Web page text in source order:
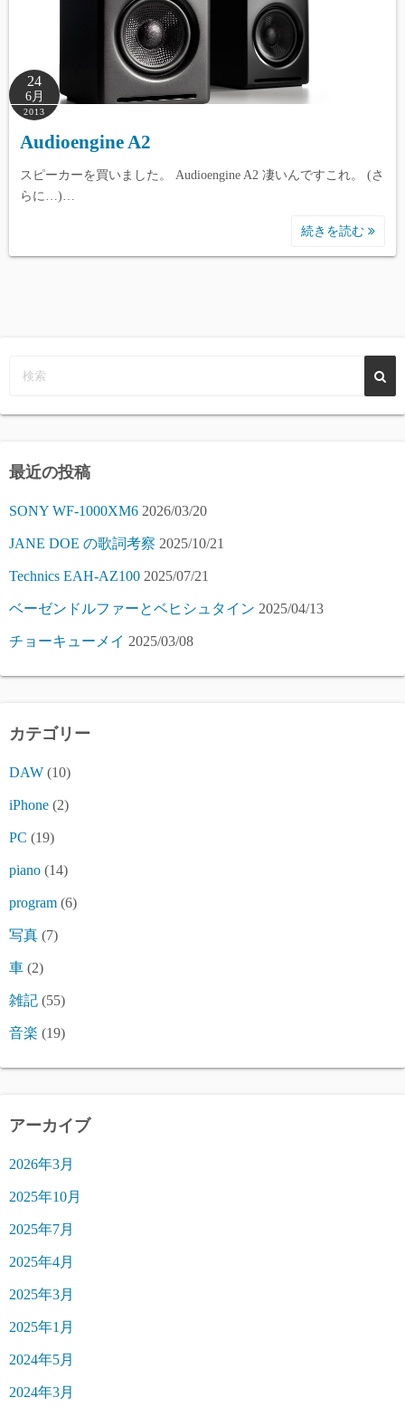
24
6月
2013
Audioengine A2
スピーカーを買いました。 Audioengine A2 凄いんですこれ。 (さ
らに…)…
続きを読む
最近の投稿
SONY WF-1000XM6 2026/03/20
JANE DOE の歌詞考察 2025/10/21
Technics EAH-AZ100 2025/07/21
ベーゼンドルファーとベヒシュタイン 2025/04/13
チョーキューメイ 2025/03/08
カテゴリー
DAW (10)
iPhone (2)
PC (19)
piano (14)
program (6)
写真 (7)
車 (2)
雑記 (55)
音楽 (19)
アーカイブ
2026年3月
2025年10月
2025年7月
2025年4月
2025年3月
2025年1月
2024年5月
2024年3月